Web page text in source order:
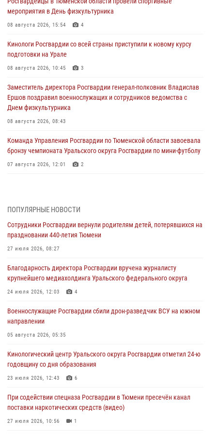
мероприятия в День физкультурника
08 августа 2026, 15:54 4
Кинологи Росгвардии со всей страны приступили к новому курсу
подготовки на Урале
08 августа 2026, 10:45 3
Заместитель директора Росгвардии генерал-полковник Владислав
Ершов поздравил военнослужащих и сотрудников ведомства с
Днем физкультурника
08 августа 2026, 08:43
Команда Управления Росгвардии по Тюменской области завоевала
бронзу чемпионата Уральского округа Росгвардии по мини-футболу
07 августа 2026, 12:01 2
Историю верности долгу, семье и традициям рассказал
военнослужащий Росгвардии из Тюмени
Память военнослужащих, погибших в разные годы при исполнении
воинского долга, почтили в кинологическом центре Уральского
06 августа 2026, 12:38 6
Росгвардейцы в Тюменской области знакомят детей со своей
06 августа 2026, 12:33 2
Росгвардейцы приняли участие в фотопроекте «Прогуляемся по
06 августа 2026, 04:41 3
ПОПУЛЯРНЫЕ НОВОСТИ
Сотрудники Росгвардии вернули родителям детей, потерявшихся на
праздновании 440-летия Тюмени
27 июля 2026, 08:27
Благодарность директора Росгвардии вручена журналисту
крупнейшего медиахолдинга Уральского федерального округа
24 июля 2026, 12:03 4
Военнослужащие Росгвардии сбили дрон-разведчик ВСУ на южном
направлении
05 августа 2026, 05:35
Кинологический центр Уральского округа Росгвардии отметил 24-ю
годовщину со дня образования
23 июля 2026, 12:43 6
При содействии спецназа Росгвардии в Тюмени пресечён канал
поставки наркотических средств (видео)
27 июля 2026, 10:56 1